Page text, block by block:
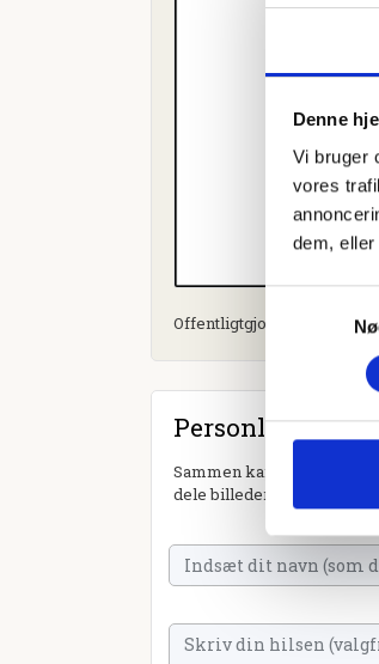
Denne
Vi bruger
vores
dem,
Offentligtgjort i Herning
Personlig hilsen
Sammen kan vi mindes
dele billeder og video eller